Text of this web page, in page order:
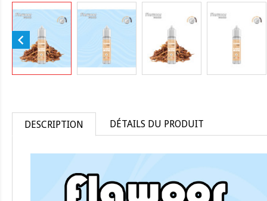

DESCRIPTION DÉTAILS DU PRODUIT